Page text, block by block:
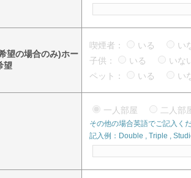
望の場合のみ)ホー
望
喫煙者： いる
い
子供：
いる
い
ペット：
いる い
一人部屋 二人
その他の場合英語でご記入く
記入例：Double , Triple ,